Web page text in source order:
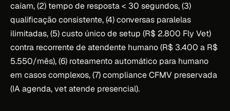
caíam, (2) tempo de resposta < 30 segundos, (3)
qualificação consistente, (4) conversas paralelas
ilimitadas, (5) custo único de setup (R$ 2.800 Fly Vet)
contra recorrente de atendente humano (R$ 3.400 a R$
5.550/mês), (6) roteamento automático para humano
em casos complexos, (7) compliance CFMV preservada
(IA agenda, vet atende presencial).